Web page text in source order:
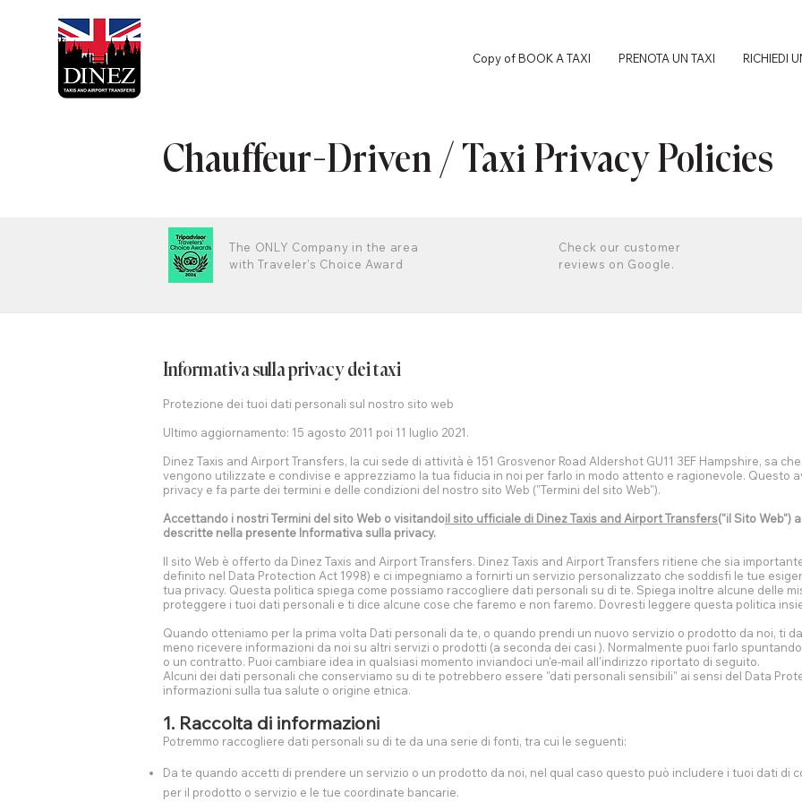
Copy of BOOK A TAXI PRENOTA UN TAXI RICHIEDI
Chauffeur-Driven / Taxi Privacy Policies
The ONLY Company in the area
with Traveler's Choice Award
Check our customer
reviews on Google.
Informativa sulla privacy dei taxi
Protezione dei tuoi dati personali sul nostro sito web
Ultimo aggiornamento: 15 agosto 2011 poi 11 luglio 2021.
Dinez Taxis and Airport Transfers, la cui sede di attività è 151 Grosvenor Road Aldershot GU11 3EF Hampshire, sa
vengono utilizzate e condivise e apprezziamo la tua fiducia in noi per farlo in modo attento e ragionevole. Questo
privacy e fa parte dei termini e delle condizioni del nostro sito Web ("Termini del sito Web").
Accettando i nostri Termini del sito Web o visitandoil sito ufficiale di Dinez Taxis and Airport Transfers("il Sito Web")
descritte nella presente Informativa sulla privacy.
Il sito Web è offerto da Dinez Taxis and Airport Transfers. Dinez Taxis and Airport Transfers ritiene che sia
definito nel Data Protection Act 1998) e ci impegniamo a fornirti un servizio personalizzato che soddisfi le tue
tua privacy. Questa politica spiega come possiamo raccogliere dati personali su di te. Spiega inoltre alcune delle
proteggere i tuoi dati personali e ti dice alcune cose che faremo e non faremo. Dovresti leggere questa politica
Quando otteniamo per la prima volta Dati personali da te, o quando prendi un nuovo servizio o prodotto da noi, ti
meno ricevere informazioni da noi su altri servizi o prodotti (a seconda dei casi ). Normalmente puoi farlo
o un contratto. Puoi cambiare idea in qualsiasi momento inviandoci un'e-mail all'indirizzo riportato di seguito.
Alcuni dei dati personali che conserviamo su di te potrebbero essere "dati personali sensibili" ai sensi del Data
informazioni sulla tua salute o origine etnica.
1. Raccolta di informazioni
Potremmo raccogliere dati personali su di te da una serie di fonti, tra cui le seguenti:
Da te quando accetti di prendere un servizio o un prodotto da noi, nel qual caso questo può includere i tuoi dati di
per il prodotto o servizio e le tue coordinate bancarie.